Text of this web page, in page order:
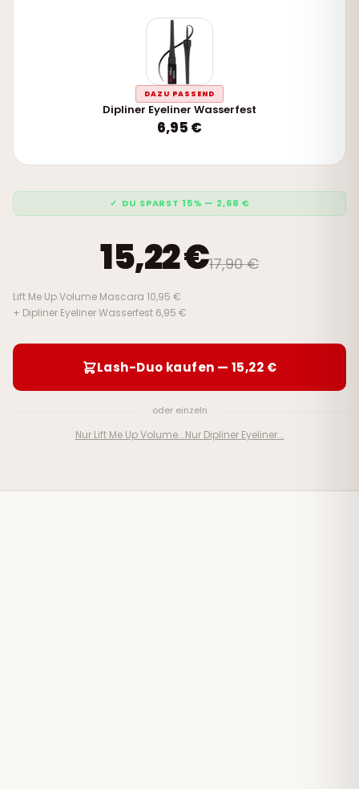
DAZU PASSEND
Dipliner Eyeliner Wasserfest
6,95 €
✓ DU SPARST 15% — 2,68 €
15,22 €17,90 €
Lift Me Up Volume Mascara 10,95 €
+ Dipliner Eyeliner Wasserfest 6,95 €
Lash-Duo kaufen — 15,22 €
oder einzeln
Nur Lift Me Up Volume...Nur Dipliner Eyeliner...